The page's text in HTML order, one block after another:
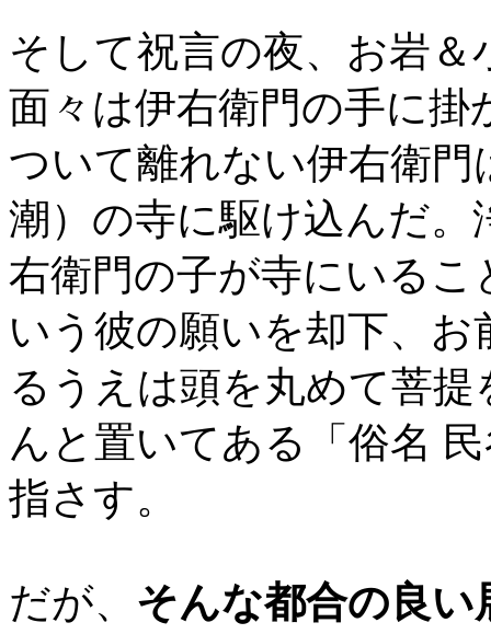
そして祝言の夜、お岩
面々は伊右衛門の手に
ついて離れない伊右衛
潮）の寺に駆け込んだ
右衛門の子が寺にいる
いう彼の願いを却下、
るうえは頭を丸めて菩
んと置いてある「俗名
指さす。
だが、 そんな都合の良